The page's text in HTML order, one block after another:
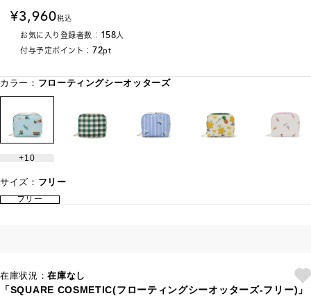
3,960税込
お気に入り登録者数： 158人
付与予定ポイント： 72pt
カラー： フローティングシーオッターズ
10
サイズ： フリー
フリー
在庫状況：在庫なし
「SQUARE COSMETIC(フローティングシーオッターズ-フリー)」